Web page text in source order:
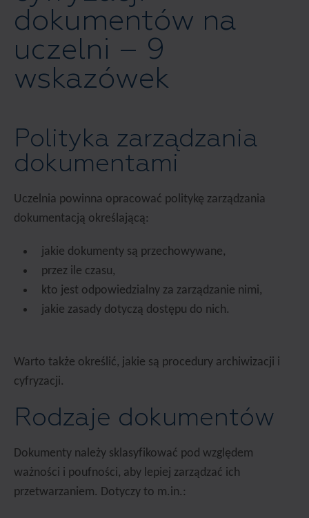
dokumentów na
uczelni – 9
wskazówek
Polityka zarządzania
dokumentami
Uczelnia powinna opracować politykę zarządzania
dokumentacją określającą:
jakie dokumenty są przechowywane,
przez ile czasu,
kto jest odpowiedzialny za zarządzanie nimi,
jakie zasady dotyczą dostępu do nich.
Warto także określić, jakie są procedury archiwizacji i
cyfryzacji.
Rodzaje dokumentów
Dokumenty należy sklasyfikować pod względem
ważności i poufności, aby lepiej zarządzać ich
przetwarzaniem. Dotyczy to m.in.: